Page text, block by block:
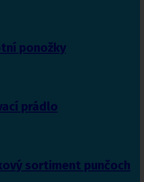
ponožky
prádlo
sortiment punčoch